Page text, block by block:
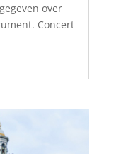
over
Concert